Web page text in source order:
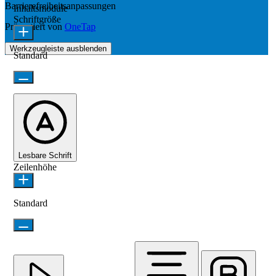
Barrierefreiheitsanpassungen
Präsentiert von OneTap
Werkzeugleiste ausblenden
Inhaltsmodule
Schriftgröße
Standard
Lesbare Schrift
Zeilenhöhe
Standard